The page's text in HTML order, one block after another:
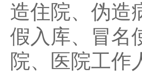
造住院、伪造
假入库、冒名
院、医院工作